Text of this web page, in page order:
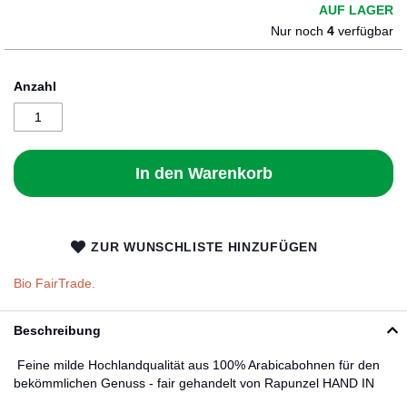
AUF LAGER
Nur noch 4 verfügbar
Anzahl
In den Warenkorb
ZUR WUNSCHLISTE HINZUFÜGEN
Bio FairTrade.
Beschreibung
Feine milde Hochlandqualität aus 100% Arabicabohnen für den
bekömmlichen Genuss - fair gehandelt von Rapunzel HAND IN